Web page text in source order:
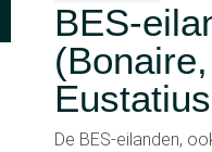
BES-
De BES-eilanden,